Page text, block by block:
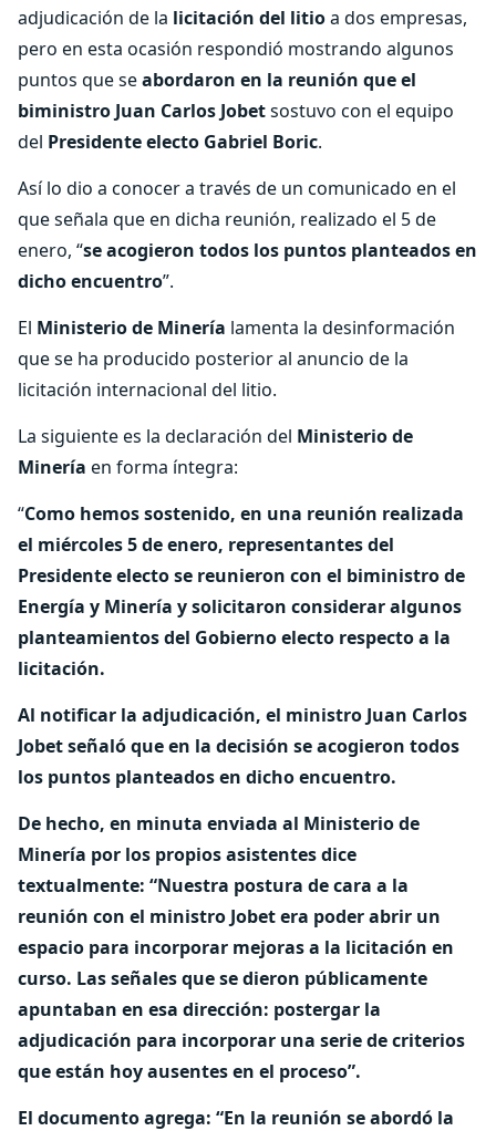
adjudicación de la licitación del litioa dos empresas,
pero en esta ocasión respondió mostrando algunos
puntos que seabordaron en la reunión que el
biministro Juan Carlos Jobetsostuvo con el equipo
del Presidente electo Gabriel Boric.
Así lo dio a conocer a través de un comunicado en el
que señala que en dicha reunión, realizado el 5 de
enero, “se acogieron todos los puntos planteados en
dicho encuentro”.
El Ministerio de Minería lamenta la desinformación
que se ha producido posterior al anuncio de la
licitación internacional del litio.
La siguiente es la declaración del Ministerio de
Minería en forma íntegra:
“Como hemos sostenido, en una reunión realizada
el miércoles 5 de enero, representantes del
Presidente electo se reunieron con el biministro de
Energía y Minería y solicitaron considerar algunos
planteamientos del Gobierno electo respecto a la
licitación.
Al notificar la adjudicación, el ministro Juan Carlos
Jobet señaló que en la decisión se acogieron todos
los puntos planteados en dicho encuentro.
De hecho, en minuta enviada al Ministerio de
Minería por los propios asistentes dice
textualmente: “Nuestra postura de cara a la
reunión con el ministro Jobet era poder abrir un
espacio para incorporar mejoras a la licitación en
curso. Las señales que se dieron públicamente
apuntaban en esa dirección: postergar la
adjudicación para incorporar una serie de criterios
que están hoy ausentes en el proceso”.
El documento agrega: “En la reunión se abordó la